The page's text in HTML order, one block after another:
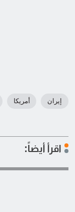
إيران أمريكا
اقرأ أيضاً: